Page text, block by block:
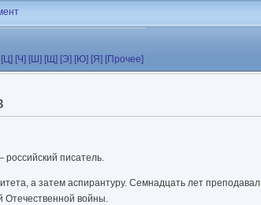
[Ц] [Ч] [Ш] [Щ] [Э] [Ю] [Я] [Прочее]
писатель.
а затем аспирантуру. Семнадцать лет преподавал
Отечественной войны.